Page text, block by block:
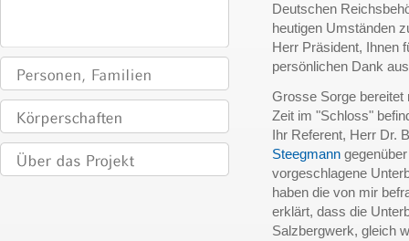
Deutschen
heutigen Umständen
Herr Präsident, Ihnen
persönlichen Dank
Grosse Sorge bereitet
Zeit im "Schloss"
Ihr Referent, Herr Dr.
Steegmann
vorgeschlagene
haben die von mir
erklärt, dass die
Salzbergwerk, gleich